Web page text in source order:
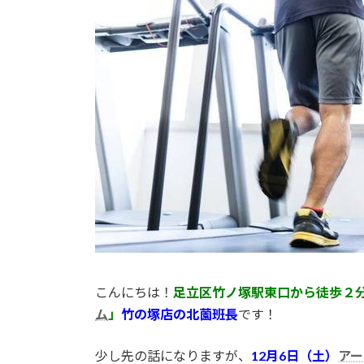
日
時
:
こんにちは！ 足立区竹ノ塚駅東口から徒歩２
ム 」 竹の塚店の北薗班長です！
少し先の話になりますが、 12月6日（土） ア